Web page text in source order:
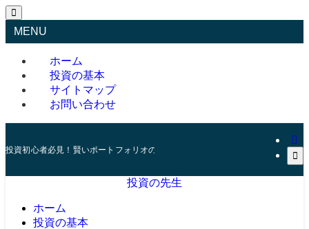
MENU
ホーム
投資の基本
サイトマップ
お問い合わせ
投資初心者必見！賢いポートフォリオの組み方とリスク管理の秘訣
投資の先生
ホーム
投資の基本